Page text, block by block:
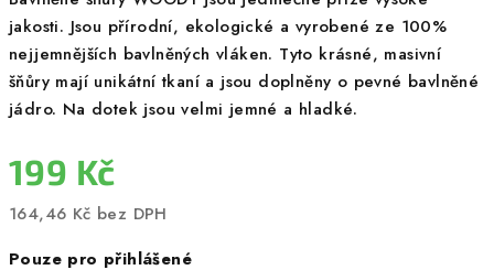
jakosti. Jsou přírodní, ekologické a vyrobené ze 100%
nejjemnějších bavlněných vláken. Tyto krásné, masivní
šňůry mají unikátní tkaní a jsou doplněny o pevné bavlněné
jádro. Na dotek jsou velmi jemné a hladké.
199 Kč
164,46 Kč bez DPH
Pouze pro přihlášené